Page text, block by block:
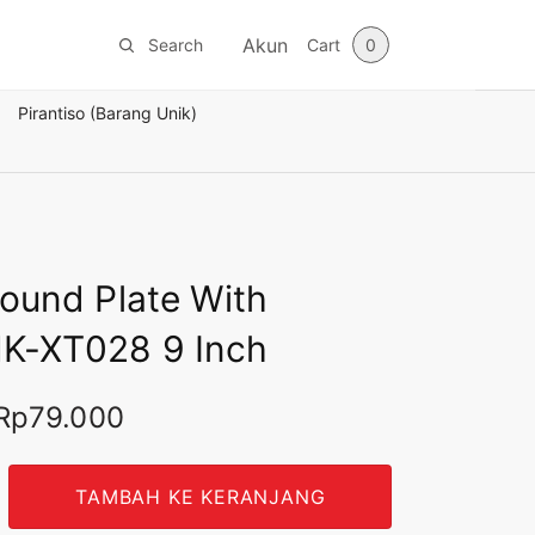
Search Akun Cart 0
Pirantiso (Barang Unik)
Plate With
XT028 9 Inch
adalah:
Rp119.000.
79.000Harga
adalah:
Rp79.000.
TAMBAH KE KERANJANG